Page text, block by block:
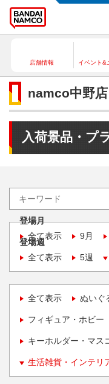
店舗情報 イベント&
namco中野店
入荷景品・プ
登場月
全て表示
9月
登場週
全て表示
5週
全て表示 ぬいぐ
フィギュア・ホビー
キーホルダー・マス
生活雑貨・インテリ